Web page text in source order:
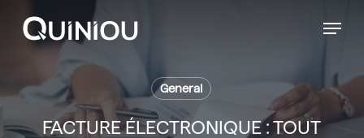
Menu
General
FACTURE ÉLECTRONIQUE : TOUT